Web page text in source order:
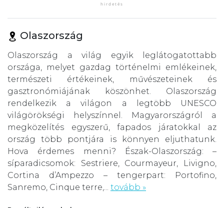
Olaszország
Olaszország a világ egyik leglátogatottabb
országa, melyet gazdag történelmi emlékeinek,
természeti értékeinek, művészeteinek és
gasztronómiájának köszönhet. Olaszország
rendelkezik a világon a legtöbb UNESCO
világörökségi helyszínnel. Magyarországról a
megközelítés egyszerű, fapados járatokkal az
ország több pontjára is könnyen eljuthatunk.
Hova érdemes menni? Észak-Olaszország: –
síparadicsomok: Sestriere, Courmayeur, Livigno,
Cortina d’Ampezzo – tengerpart: Portofino,
Sanremo, Cinque terre,... tovább »